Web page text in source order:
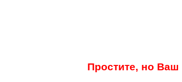
Простите, но Ваш